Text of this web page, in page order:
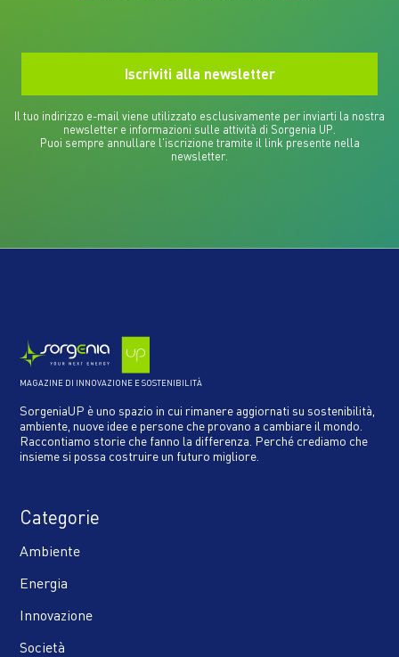
Il tuo indirizzo e-mail viene utilizzato esclusivamente per inviarti la nostra
newsletter e informazioni sulle attività di Sorgenia UP.
Puoi sempre annullare l'iscrizione tramite il link presente nella
newsletter.
MAGAZINE DI INNOVAZIONE E SOSTENIBILITÀ
SorgeniaUP è uno spazio in cui rimanere aggiornati su sostenibilità,
ambiente, nuove idee e persone che provano a cambiare il mondo.
Raccontiamo storie che fanno la differenza. Perché crediamo che
insieme si possa costruire un futuro migliore.
Categorie
Ambiente
Energia
Innovazione
Società